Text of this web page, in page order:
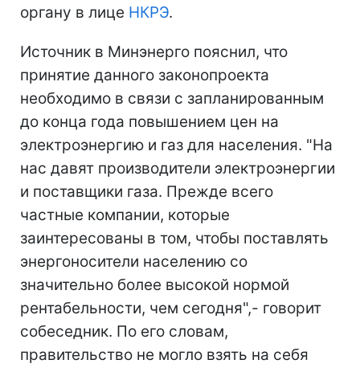
органу в лице НКРЭ.
Источник в Минэнерго пояснил, что
принятие данного законопроекта
необходимо в связи с запланированным
до конца года повышением цен на
электроэнергию и газ для населения. "На
нас давят производители электроэнергии
и поставщики газа. Прежде всего
частные компании, которые
заинтересованы в том, чтобы поставлять
энергоносители населению со
значительно более высокой нормой
рентабельности, чем сегодня",- говорит
собеседник. По его словам,
правительство не могло взять на себя